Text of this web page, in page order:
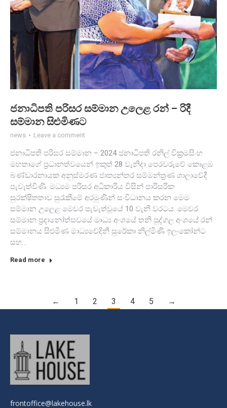
ජනාධිපති පරිසර සම්මාන උලෙළ රන් – රිදී
සම්මාන සිළුමිණට
news Leave a comment
ජනාධිපති පරිසර සම්මාන – 2024 ජනාධිපති රනිල් වික්‍රමසිංහ
මහතාගේ ප්‍රධානත්වයෙන් ඉකුත් 28 වැනිදා පෙරවරුවේ කොළඹ
බණ්ඩාරනායක අනුස්මරණ ජාත්‍යන්තර සම්මන්ත්‍රණ ශාලාවේදී
පැවැත්විණි. මධ්‍යම පරිසර අධිකාරිය විසින් පාරිසරික
සුරක්ෂිතතාව සුරැකීමේ අරමුණින් සංවිධානය කරන මෙම
සම්මාන උලෙළ මෙවර පැවැත්වූයේ 10 වැනි වරටය. මෙවර
සම්මාන ප්‍රදානෝත්සවයේ මාධ්‍ය අංශයේ තනි පුද්ගල අංශයේ රන්
සම්මානය සිළුමිණ මාධ්‍යවේදිනී සුරේකා නිල්මිණි ඉලංකෝන්ට
සහ…
Read more
← 1 2 3 4 5 →
frontoffice@lakehouse.lk